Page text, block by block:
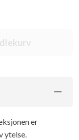
er
ytelse.